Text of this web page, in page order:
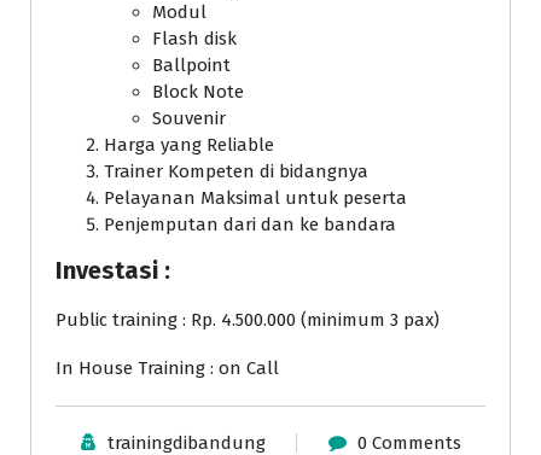
Modul
Flash disk
Ballpoint
Block Note
Souvenir
Harga yang Reliable
Trainer Kompeten di bidangnya
Pelayanan Maksimal untuk peserta
Penjemputan dari dan ke bandara
Investasi :
Public training : Rp. 4.500.000 (minimum 3 pax)
In House Training : on Call
trainingdibandung 0 Comments